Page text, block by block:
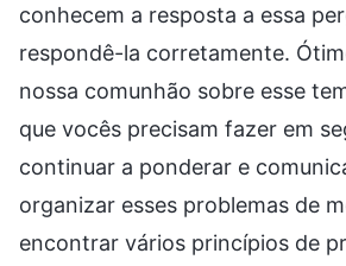
conhecem a resposta a essa
respondê-la corretamente.
nossa comunhão sobre esse
que vocês precisam fazer em
continuar a ponderar e
organizar esses problemas de
encontrar vários princípios de